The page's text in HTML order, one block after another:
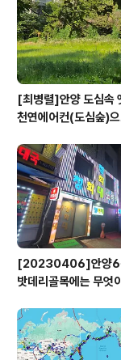
[최병렬]안양 도심속
천연에어컨(도심숲)
[20230406]안양6
밧데리골목에는 무엇